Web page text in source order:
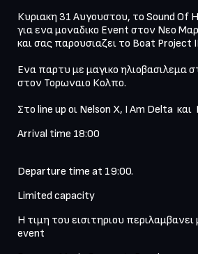
Κυριακη 31 Αυγουστου, το Sound Of
για ενα μοναδικο Event στον Νεο
και σας παρουσιαζει το Boat Project
Ενα παρτυ με μαγικο ηλιοβασιλεμα
στον Τορωναιο Κολπο.
Στο line up οι Nelson X, Ι Αm Delta  και
Arrival time 18:00
Departure time at 19:00.
Limited capacity
Η τιμη του εισιτηριου
event